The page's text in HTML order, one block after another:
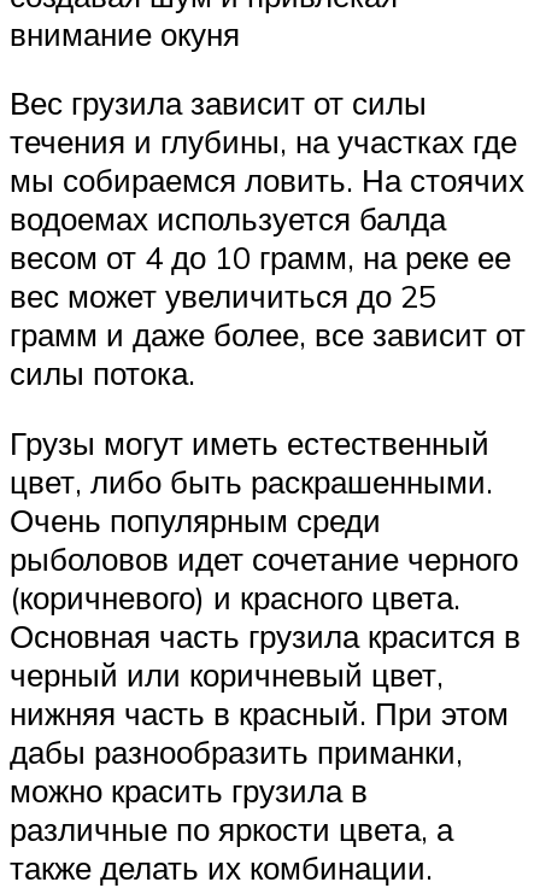
внимание окуня
Вес грузила зависит от силы
течения и глубины, на участках где
мы собираемся ловить. На стоячих
водоемах используется балда
весом от 4 до 10 грамм, на реке ее
вес может увеличиться до 25
грамм и даже более, все зависит от
силы потока.
Грузы могут иметь естественный
цвет, либо быть раскрашенными.
Очень популярным среди
рыболовов идет сочетание черного
(коричневого) и красного цвета.
Основная часть грузила красится в
черный или коричневый цвет,
нижняя часть в красный. При этом
дабы разнообразить приманки,
можно красить грузила в
различные по яркости цвета, а
также делать их комбинации.